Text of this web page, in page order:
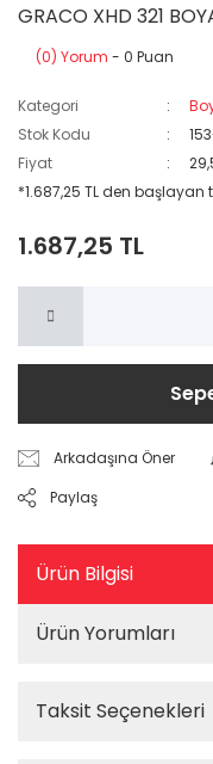
GRACO XHD 321
(0) Yorum - 0 Puan
Kategori
Stok Kodu
Fiyat
*1.687,25 TL den başlayan
1.687,25 TL
Arkadaşına Öner
Paylaş
Ürün Bilgisi
Ürün Yorumları
Taksit Seçenekleri